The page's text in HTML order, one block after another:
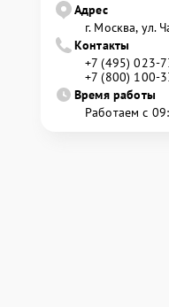
Адрес
г. Москва, ул.
Контакты
+7 (495) 023-
+7 (800) 100-
Время работы
Работаем с